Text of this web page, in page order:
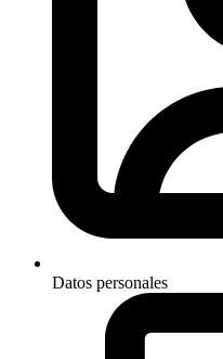
Datos personales